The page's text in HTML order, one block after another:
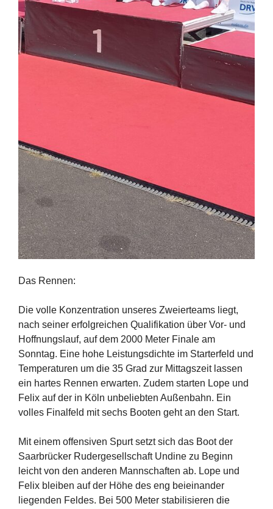
Das Rennen:
Die volle Konzentration unseres Zweierteams liegt,
nach seiner erfolgreichen Qualifikation über Vor- und
Hoffnungslauf, auf dem 2000 Meter Finale am
Sonntag. Eine hohe Leistungsdichte im Starterfeld und
Temperaturen um die 35 Grad zur Mittagszeit lassen
ein hartes Rennen erwarten. Zudem starten Lope und
Felix auf der in Köln unbeliebten Außenbahn. Ein
volles Finalfeld mit sechs Booten geht an den Start.
Mit einem offensiven Spurt setzt sich das Boot der
Saarbrücker Rudergesellschaft Undine zu Beginn
leicht von den anderen Mannschaften ab. Lope und
Felix bleiben auf der Höhe des eng beieinander
liegenden Feldes. Bei 500 Meter stabilisieren die